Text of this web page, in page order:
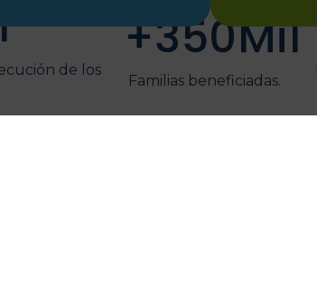
de los
Familias beneficiadas.
+350Mil